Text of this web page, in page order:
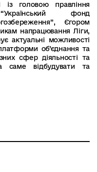
із головою правління
фонд
Єгором
напрацювання Ліги,
актуальні можливості
об’єднання та
сфер діяльності та
саме відбудувати та